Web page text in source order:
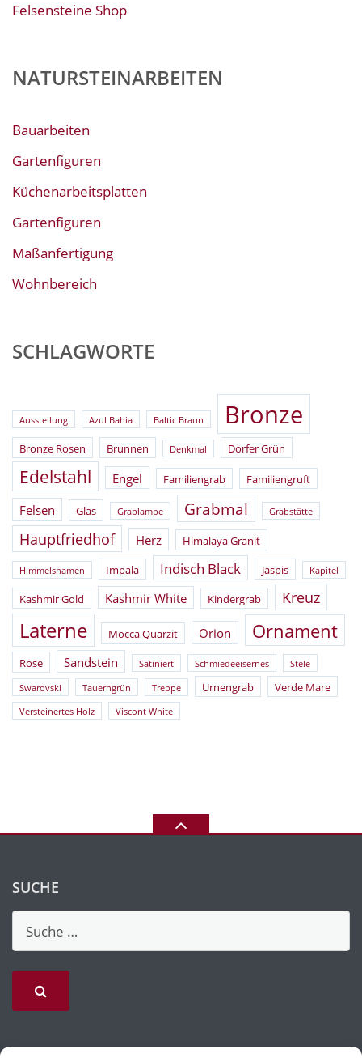
Felsensteine Shop
NATURSTEINARBEITEN
Bauarbeiten
Gartenfiguren
Küchenarbeitsplatten
Gartenfiguren
Maßanfertigung
Wohnbereich
SCHLAGWORTE
Ausstellung Azul Bahia Baltic Braun Bronze
Bronze Rosen Brunnen Denkmal Dorfer Grün
Edelstahl Engel Familiengrab Familiengruft
Felsen Glas Grablampe Grabmal Grabstätte
Hauptfriedhof Herz Himalaya Granit
Himmelsnamen Impala Indisch Black Jaspis Kapitel
Kashmir Gold Kashmir White Kindergrab Kreuz
Laterne Mocca Quarzit Orion Ornament
Rose Sandstein Satiniert Schmiedeeisernes Stele
Swarovski Tauerngrün Treppe Urnengrab Verde Mare
Versteinertes Holz Viscont White
SUCHE